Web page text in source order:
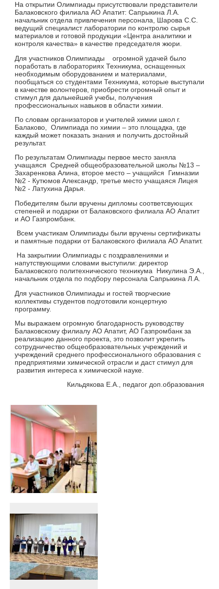
На открытии Олимпиады присутствовали представители
Балаковского филиала АО Апатит: Сапрыкина Л.А.
начальник отдела привлечения персонала, Шарова С.С.
ведущий специалист лаборатории по контролю сырья
материалов и готовой продукции «Центра аналитики и
контроля качества» в качестве председателя жюри.
Для участников Олимпиады огромной удачей было
поработать в лабораториях Техникума, оснащенных
необходимым оборудованием и материалами,
пообщаться со студентами Техникума, которые выступали
в качестве волонтеров, приобрести огромный опыт и
стимул для дальнейшей учебы, получения
профессиональных навыков в области химии.
По словам организаторов и учителей химии школ г.
Балаково, Олимпиада по химии – это площадка, где
каждый может показать знания и получить достойный
результат.
По результатам Олимпиады первое место заняла
учащаяся Средней общеобразовательной школы №13 –
Захаренкова Алина, второе место – учащийся Гимназии
№2 - Кутюмов Александр, третье место учащаяся Лицея
№2 - Латухина Дарья.
Победителям были вручены дипломы соответсвующих
степеней и подарки от Балаковского филиала АО Апатит
и АО Газпромбанк.
Всем участикам Олимпиады были вручены сертификаты
и памятные подарки от Балаковского филиала АО Апатит.
На закрытиии Олимпиады с поздравлениями и
напутствующими словами выступили: директор
Балаковского политехнического техникума Никулина Э.А.,
начальник отдела по подбору персонала Сапрыкина Л.А.
Для участников Олимпиады и гостей творческие
коллективы студентов подготовили концертную
программу.
Мы выражаем огромную благодарность руководству
Балаковскому филиалу АО Апатит, АО Газпромбанк за
реализацию данного проекта, это позволит укрепить
сотрудничество общеобразовательных учреждений и
учреждений среднего профессионального образования с
предприятиями химической отрасли и даст стимул для
развития интереса к химической науке.
Кильдякова Е.А., педагог доп.образования